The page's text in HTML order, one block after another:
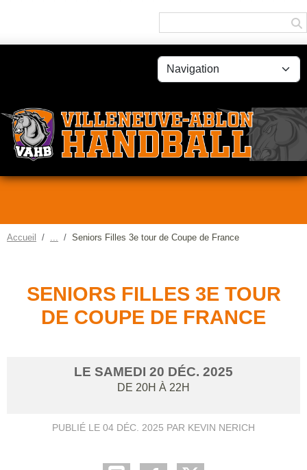
Accueil Seniors Filles 3e tour de Coupe de France
SENIORS FILLES 3E TOUR
DE COUPE DE FRANCE
LE SAMEDI 20 DÉC. 2025
DE 20H À 22H
PUBLIÉ LE 04 DÉC. 2025 PAR KEVIN NERICH